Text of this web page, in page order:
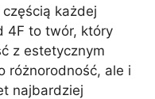
każdej
4F to twór, który
z estetycznym
różnorodność, ale i
najbardziej